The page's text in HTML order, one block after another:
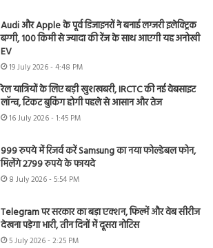
Audi और Apple के पूर्व डिजाइनरों ने बनाई लग्जरी इलेक्ट्रिक
बग्गी, 100 किमी से ज्यादा की रेंज के साथ आएगी यह अनोखी
EV
19 July 2026 - 4:48 PM
रेल यात्रियों के लिए बड़ी खुशखबरी, IRCTC की नई वेबसाइट
लॉन्च, टिकट बुकिंग होगी पहले से आसान और तेज
16 July 2026 - 1:45 PM
999 रुपये में रिजर्व करें Samsung का नया फोल्डेबल फोन,
मिलेंगे 2799 रुपये के फायदे
8 July 2026 - 5:54 PM
Telegram पर सरकार का बड़ा एक्शन, फिल्में और वेब सीरीज
देखना पड़ेगा भारी, तीन दिनों में दूसरा नोटिस
5 July 2026 - 2:25 PM